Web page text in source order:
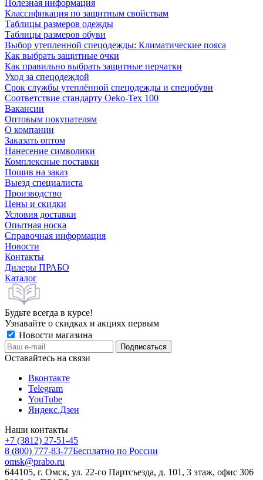
Полезная информация
Классификация по защитным свойствам
Таблицы размеров одежды
Таблицы размеров обуви
Выбор утепленной спецодежды: Климатические пояса
Как выбрать защитные очки
Как правильно выбрать защитные перчатки
Уход за спецодеждой
Срок службы утеплённой спецодежды и спецобуви
Соответствие стандарту Oeko-Tex 100
Вакансии
Оптовым покупателям
О компании
Заказать оптом
Нанесение символики
Комплексные поставки
Пошив на заказ
Выезд специалиста
Производство
Цены и скидки
Условия доставки
Опытная носка
Справочная информация
Новости
Контакты
Дилеры ПРАБО
Каталог
Будьте всегда в курсе!
Узнавайте о скидках и акциях первым
Новости магазина
Оставайтесь на связи
Вконтакте
Telegram
YouTube
Яндекс.Дзен
Наши контакты
+7 (3812) 27-51-45
8 (800) 777-83-77Бесплатно по России
omsk@prabo.ru
644105, г. Омск, ул. 22-го Партсъезда, д. 101, 3 этаж, офис 306